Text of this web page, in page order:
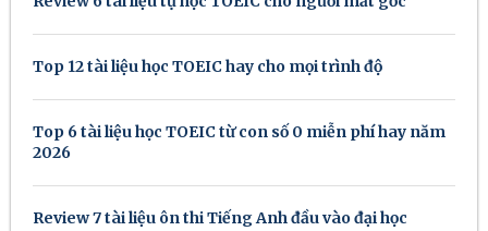
Top 12 tài liệu học TOEIC hay cho mọi trình độ
Top 6 tài liệu học TOEIC từ con số 0 miễn phí hay năm
2026
Review 7 tài liệu ôn thi Tiếng Anh đầu vào đại học